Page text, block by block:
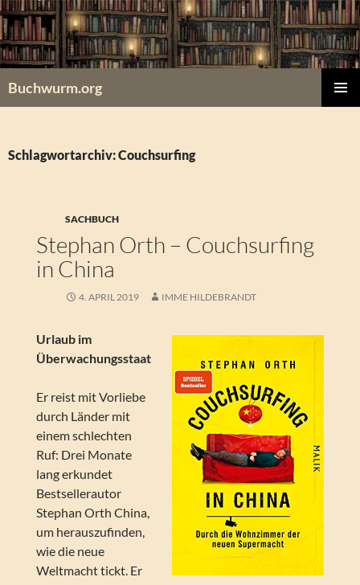
Zum
Inhalt
springen
Buchwurm.org
Schlagwortarchiv: Couchsurfing
SACHBUCH
Stephan Orth – Couchsurfing
in China
4. APRIL 2019 IMME HILDEBRANDT
Urlaub im
Überwachungsstaat
Er reist mit Vorliebe
durch Länder mit
einem schlechten
Ruf: Drei Monate
lang erkundet
Bestsellerautor
Stephan Orth China,
um herauszufinden,
wie die neue
Weltmacht tickt. Er